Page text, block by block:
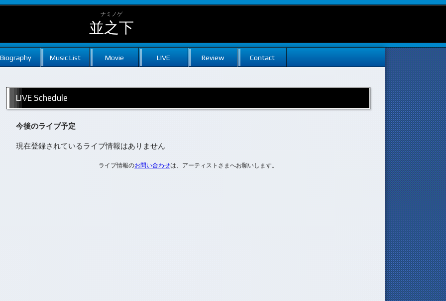
ナミノゲ
並之下
Biography Music List Movie LIVE Review Contact
LIVE Schedule
今後のライブ予定
現在登録されているライブ情報はありません
ライブ情報のお問い合わせは、アーティストさまへお願いします。